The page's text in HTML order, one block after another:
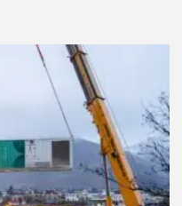
SMARTE
RESULTATER"